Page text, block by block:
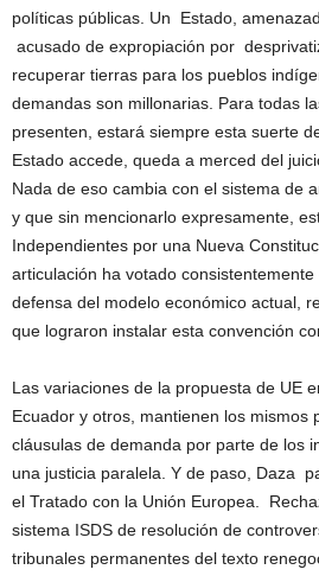
políticas públicas. Un Estado,
acusado de expropiación por
recuperar tierras para los pueblos
demandas son millonarias. Para todas
presenten, estará siempre esta suerte
Estado accede, queda a merced del
Nada de eso cambia con el sistema de
y que sin mencionarlo expresamente,
Independientes por una Nueva
articulación ha votado
defensa del modelo económico actual,
que lograron instalar esta convención
Las variaciones de la propuesta de UE
Ecuador y otros, mantienen los mismos
cláusulas de demanda por parte de los
una justicia paralela. Y de paso, Daza
el Tratado con la Unión Europea.
sistema ISDS de resolución de
tribunales permanentes del texto